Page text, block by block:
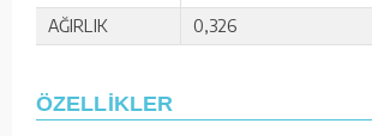
AĞIRLIK
0,326
ÖZELLİKLER